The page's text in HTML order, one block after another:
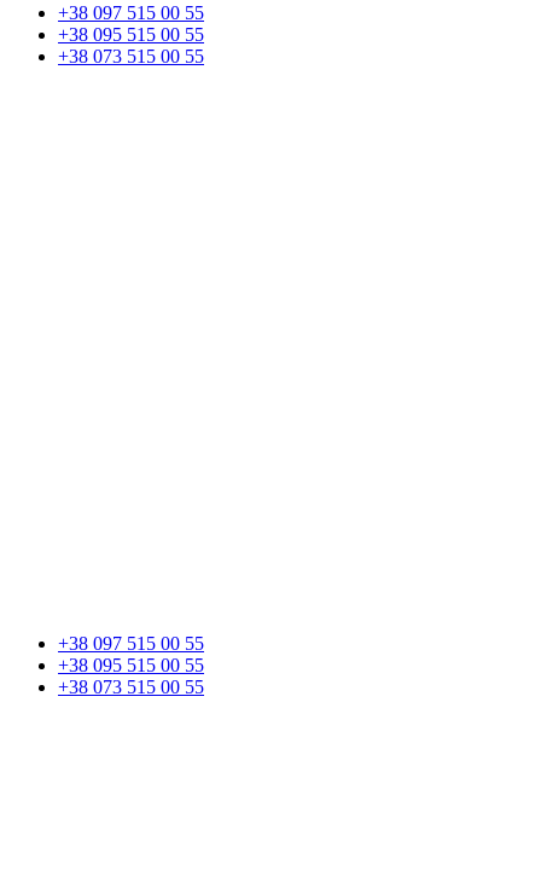
+38 097 515 00 55
+38 095 515 00 55
+38 073 515 00 55
+38 097 515 00 55
+38 095 515 00 55
+38 073 515 00 55